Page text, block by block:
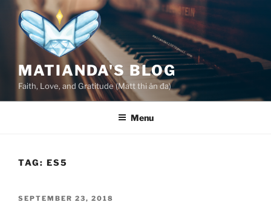
Skip
content
MATIANDA'S BLOG
Faith, Love, and Gratitude (Matt thi ân đa)
Menu
TAG: ES5
POSTED
SEPTEMBER 23, 2018